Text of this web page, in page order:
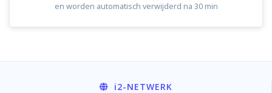
en worden automatisch verwijderd na 30 min
i2-NETWERK